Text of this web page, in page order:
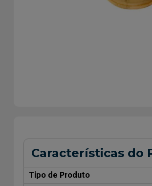
Características do
Tipo de Produto